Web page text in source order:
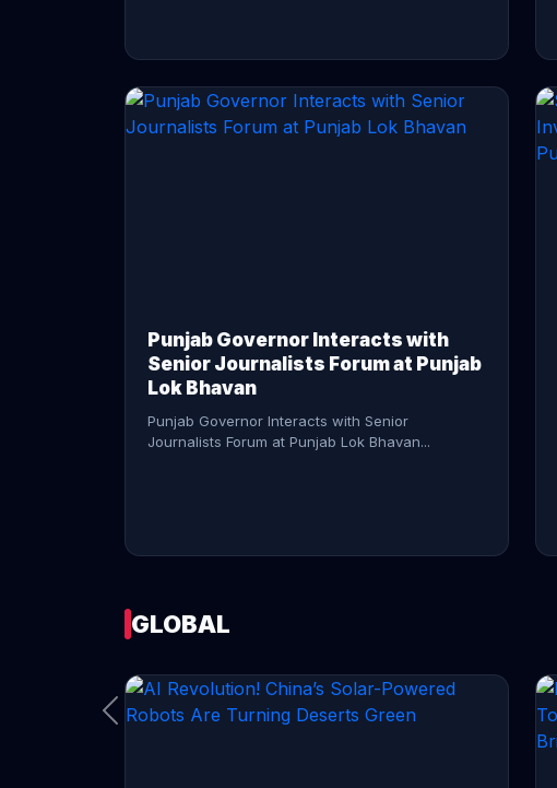
Punjab Governor Interacts with
Senior Journalists Forum at Punjab
Lok Bhavan
Punjab Governor Interacts with Senior
Journalists Forum at Punjab Lok Bhavan...
GLOBAL